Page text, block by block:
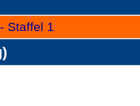
Staffel 1